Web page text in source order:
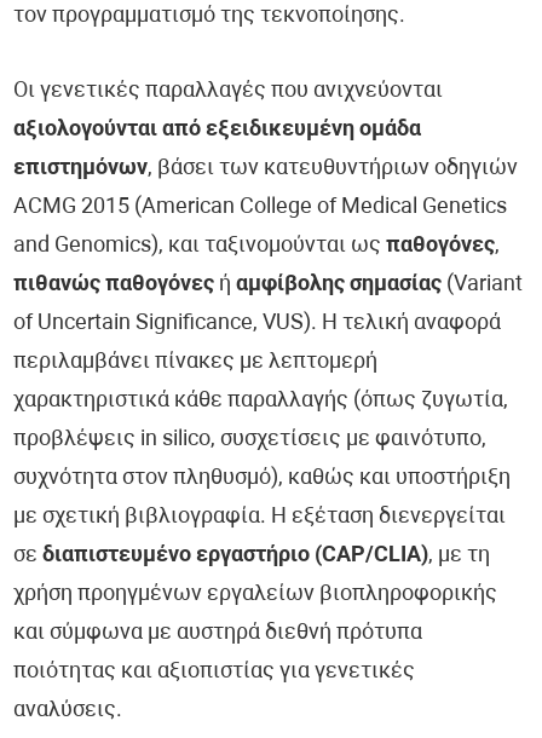
τον προγραμματισμό της τεκνοποίησης.
Οι γενετικές παραλλαγές που ανιχνεύονται
αξιολογούνται από εξειδικευμένη ομάδα
επιστημόνων, βάσει των κατευθυντήριων οδηγιών
ACMG 2015 (American College of Medical Genetics
and Genomics), και ταξινομούνται ωςπαθογόνες,
πιθανώς παθογόνες ήαμφίβολης σημασίας (Variant
of Uncertain Significance, VUS). Η τελική αναφορά
περιλαμβάνει πίνακες με λεπτομερή
χαρακτηριστικά κάθε παραλλαγής (όπως ζυγωτία,
προβλέψεις in silico, συσχετίσεις με φαινότυπο,
συχνότητα στον πληθυσμό), καθώς και υποστήριξη
με σχετική βιβλιογραφία. Η εξέταση διενεργείται
σεδιαπιστευμένο εργαστήριο (CAP/CLIA), με τη
χρήση προηγμένων εργαλείων βιοπληροφορικής
και σύμφωνα με αυστηρά διεθνή πρότυπα
ποιότητας και αξιοπιστίας για γενετικές
αναλύσεις.